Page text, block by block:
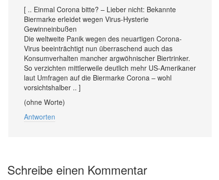
[ .. Einmal Corona bitte? – Lieber nicht: Bekannte
Biermarke erleidet wegen Virus-Hysterie
Gewinneinbußen
Die weltweite Panik wegen des neuartigen Corona-
Virus beeinträchtigt nun überraschend auch das
Konsumverhalten mancher argwöhnischer Biertrinker.
So verzichten mittlerweile deutlich mehr US-Amerikaner
laut Umfragen auf die Biermarke Corona – wohl
vorsichtshalber .. ]
(ohne Worte)
Antworten
Schreibe einen Kommentar